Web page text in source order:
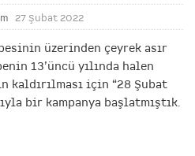
27 Şubat 2022
üzerinden çeyrek asır
13’üncü yılında halen
kaldırılması için “28 Şubat
bir kampanya başlatmıştık.